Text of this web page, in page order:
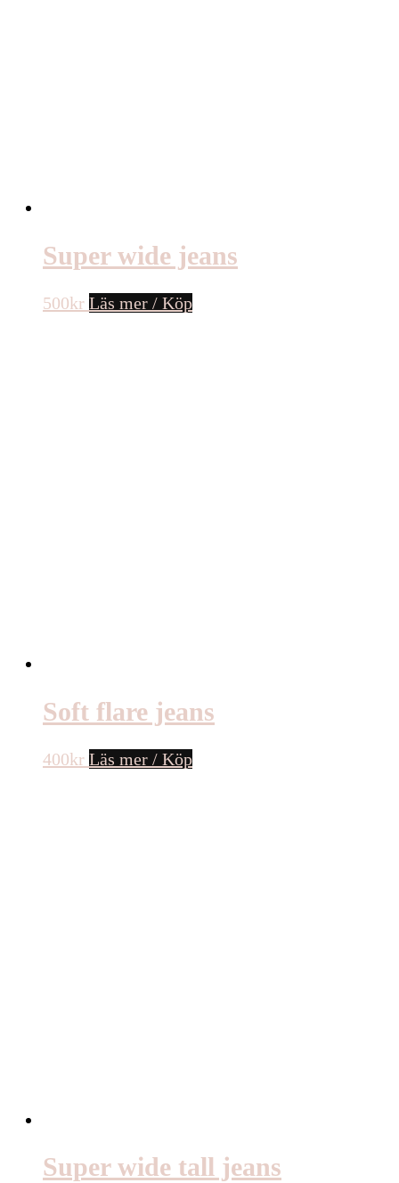
Super wide jeans
500kr Läs mer / Köp
Soft flare jeans
400kr Läs mer / Köp
Super wide tall jeans